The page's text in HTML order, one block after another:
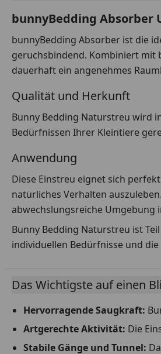
bunnyBedding
bunnyBedding Absorber ist die
geruchsbindend. Kombiniert mit
dauerhaft ein angenehmes
Qualität und Herkunft
Bunny Bedding Naturstreu wird
Bedürfnissen Ihrer Kleintiere
Anwendung
Diese Einstreu eignet sich
natürliches Verhalten
abwechslungsreiche Umgebung
Bunny Bedding Naturstreu ist
individuellen Bedürfnisse und
Das Wichtigste auf einen
Hervorragende Saugkraft:
Artgerechte Aktivität: Die
Stabile Gänge und Tunnel: